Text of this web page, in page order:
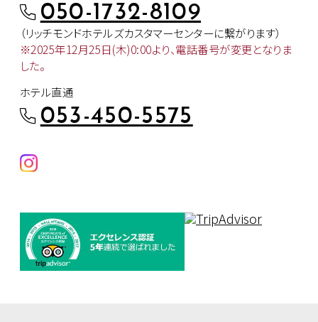
050-1732-8109
（リッチモンドホテルズカスタマーセンターに繋がります）
※2025年12月25日(木)0:00より、電話番号が変更となりま
した。
ホテル直通
053-450-5575